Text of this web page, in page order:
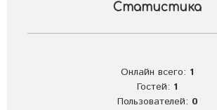
Статистика
Онлайн всего: 1
Гостей: 1
Пользователей: 0